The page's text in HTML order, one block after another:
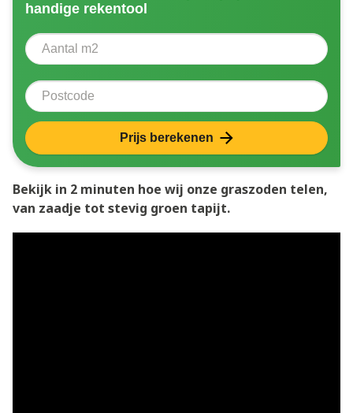
handige rekentool
Aantal vierkante meter
Postcode
Prijs berekenen
Bekijk in 2 minuten hoe wij onze graszoden telen,
van zaadje tot stevig groen tapijt.